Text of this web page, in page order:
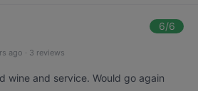
6/6
ago · 3 reviews
wine and service. Would go again